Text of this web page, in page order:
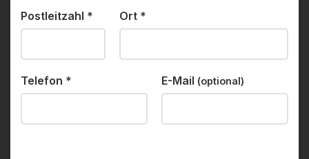
Postleitzahl * Ort *
Telefon * E-Mail (optional)